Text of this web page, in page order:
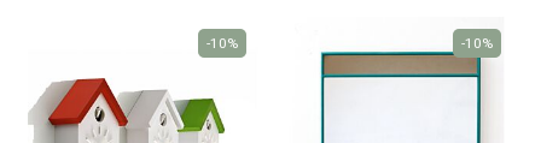
-10% -10%